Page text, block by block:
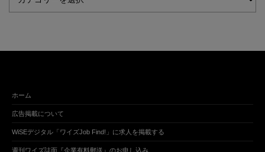
ホーム
広告掲載について
WiSEデジタル「ワイズJob Find!」に求人を掲載する
週刊ワイズ誌面『企業有料郵送』のお申し込み